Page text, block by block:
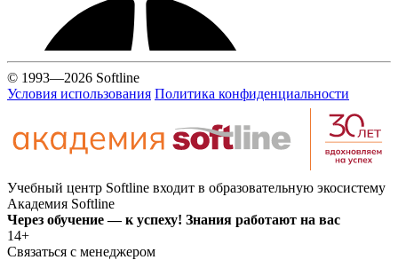
© 1993—2026 Softline
Условия использования Политика конфиденциальности
Учебный центр Softline входит в образовательную экосистему
Академия Softline
Через обучение — к успеху! Знания работают на вас
14+
Связаться с менеджером